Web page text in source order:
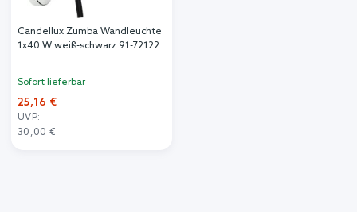
Candellux Zumba Wandleuchte
1x40 W weiß-schwarz 91-72122
Sofort lieferbar
25,16 €
UVP:
30,00 €